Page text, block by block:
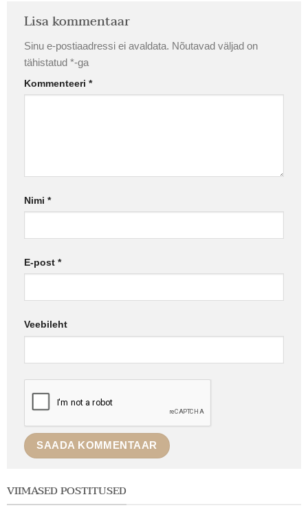
Lisa kommentaar
Sinu e-postiaadressi ei avaldata. Nõutavad väljad on
tähistatud *-ga
Kommenteeri *
Nimi *
E-post *
Veebileht
VIIMASED POSTITUSED